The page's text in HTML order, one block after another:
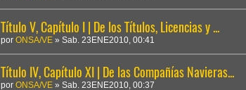
Título V, Capítulo I | De los Títulos, Licencias y ...
por ONSA/VE » Sab. 23ENE2010, 00:41
Título IV, Capítulo XI | De las Compañías Navieras...
por ONSA/VE » Sab. 23ENE2010, 00:37